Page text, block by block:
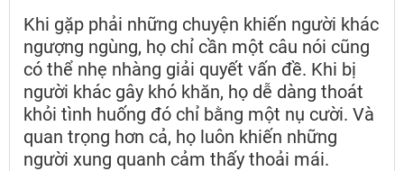
Khi gặp phải những chuyện khiến người khác
ngượng ngùng, họ chỉ cần một câu nói cũng
có thể nhẹ nhàng giải quyết vấn đề. Khi bị
người khác gây khó khăn, họ dễ dàng thoát
khỏi tình huống đó chỉ bằng một nụ cười. Và
quan trọng hơn cả, họ luôn khiến những
người xung quanh cảm thấy thoải mái.